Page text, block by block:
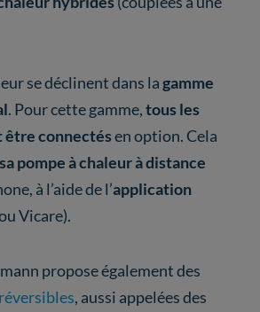
se déclinent dans lagamme
. Pour cette gamme,tous les
être connectésen option. Cela
pompe à chaleur à distance
à l’aide de l’application
Vicare).
propose également des
, aussi appelées des